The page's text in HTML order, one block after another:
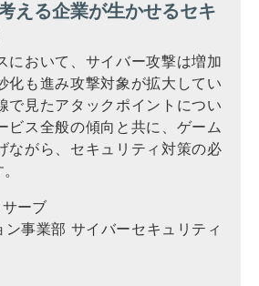
える企業が生かせるセキ
において、サイバー攻撃は増加
化も進み攻撃対象が拡大してい
で見たアタックポイントについ
ビス全般の傾向と共に、ゲーム
ながら、セキュリティ対策の必
ーブ
ン事業部 サイバーセキュリティ